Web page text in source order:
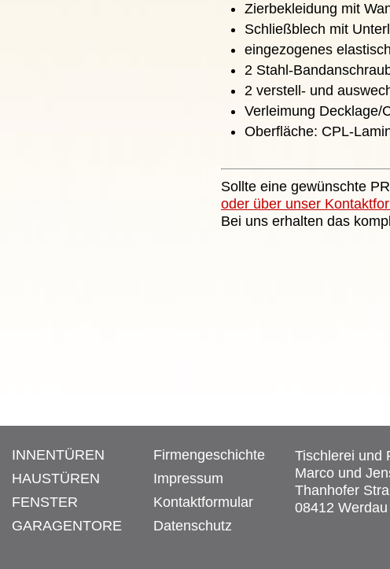
Zierbekleidung mit
Schließblech mit
eingezogenes
2 Stahl-
2 verstell- und
Verleimung Decklage/
Oberfläche: CPL-
Sollte eine gewünschte
oder über unser
Bei uns erhalten das
INNENTÜREN
HAUSTÜREN
FENSTER
GARAGENTORE
Firmengeschichte
Impressum
Kontaktformular
Datenschutz
Tischlerei und
Marco und
Thanhofer
08412